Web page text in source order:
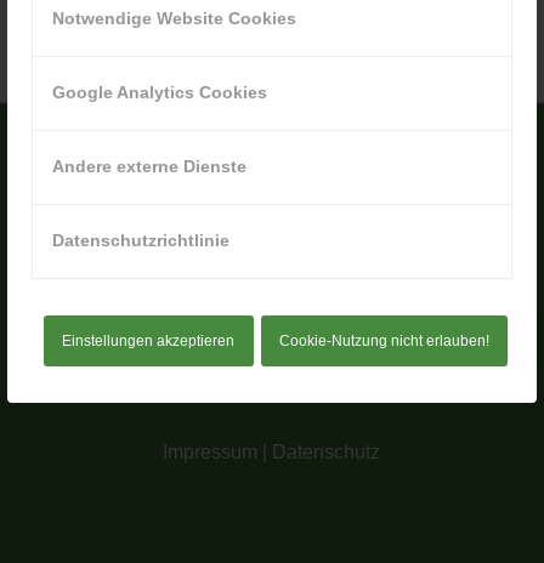
Notwendige Website Cookies
Google Analytics Cookies
Andere externe Dienste
Datenschutzrichtlinie
Einstellungen akzeptieren Cookie-Nutzung nicht erlauben!
Impressum Datenschutz